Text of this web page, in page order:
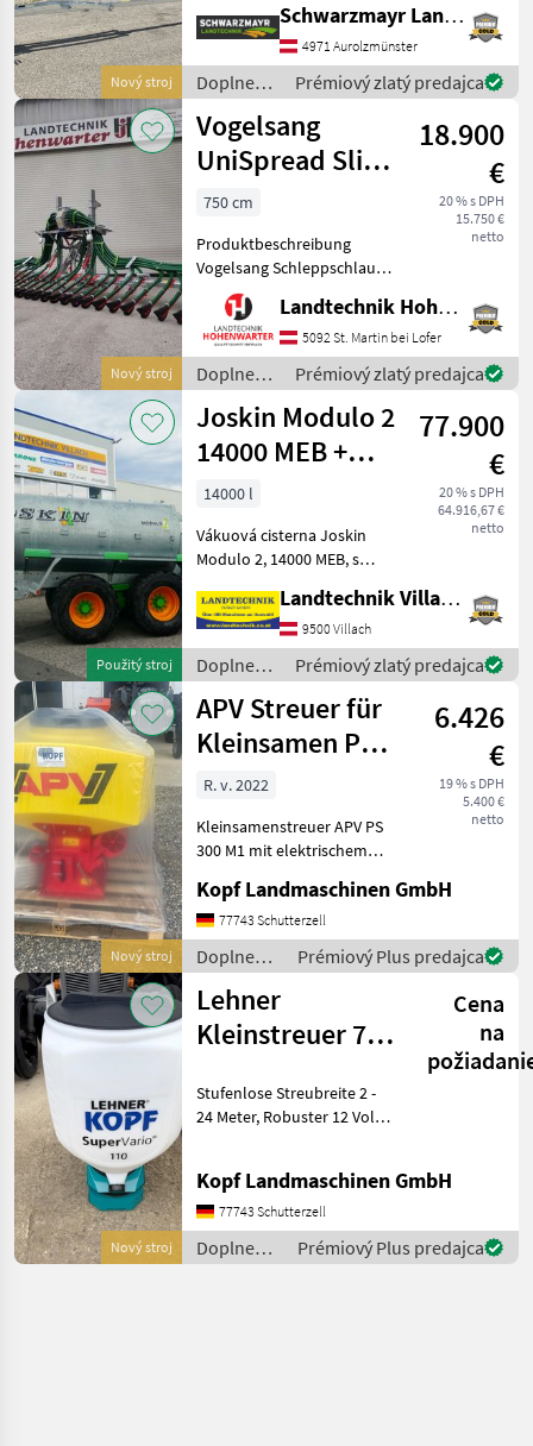
Nový stroj
valcom s dĺžkou 7 m - s
plnou miešacou hriadeľou s
priemerom 37 mm zo
špeciálnej hnacej ocele
Schwarzmayr Landtechnik GmbH - Aurolzmünster
4971 Aurolzmünster
Doplnenie
živin a
polievanie
/ Vakutec
Prémiový zlatý predajca
Nový stroj
Vogelsang
UniSpread Slide
7,5m (14546)
18.900
€
20 % s DPH
15.750 €
netto
750 cm
Produktbeschreibung
Vogelsang Schleppschlauch
UniSpread Slide Ich freue
mich, Ihnen im
Maschinenzentrum St.
Martin den Vogelsang
Schleppschlauch UniSpread
Slide aus
Landtechnik Hohenwarter GmbH
5092 St. Martin bei Lofer
Doplnenie
živin a
polievanie
/
Vogelsang
Prémiový zlatý predajca
Použitý stroj
Joskin Modulo 2
14000 MEB +
Pendislide
105/42 PS1
77.900
€
20 % s DPH
64.916,67 €
netto
14000 l
Vákuová cisterna Joskin
Modulo 2, 14000 MEB, s
tandemovou nápravou, s
hydraulickou nápravou, s
pneumatikami: 650/55R26,
5, pneumatické brzdy,
Landtechnik Villach GmbH
9500 Villach
Doplnenie
živin a
polievanie
/ Joskin
Prémiový zlatý predajca
Nový stroj
APV Streuer für
Kleinsamen PS
300
M1+elekltrisch
6.426
€
19 % s DPH
5.400 €
netto
R. v. 2022
Kleinsamenstreuer APV PS
300 M1 mit elektrischem
Steuermodul 5.2 8 Auslässe
für Arbeitsbreiten bis zu 6
Meter 25 Meter Schlauch 8
Pralltelle
Kopf Landmaschinen GmbH
77743 Schutterzell
Doplnenie
živin a
polievanie
/ APV
Prémiový Plus predajca
Nový stroj
Lehner
Kleinstreuer 70 /
*NEU*
Cena
na
Stufenlose Streubreite 2 -
24 Meter, Robuster 12 Volt
durch Steuerpult vom
Fahrersitz aus, Optische
und akustische Feh
Kopf Landmaschinen GmbH
77743 Schutterzell
Doplnenie
živin a
Prémiový Plus predajca